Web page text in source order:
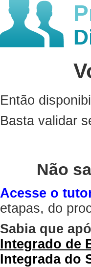
Então
Basta validar
Não
Acesse o
etapas, do
Sabia que
Integrado de
Integrada do